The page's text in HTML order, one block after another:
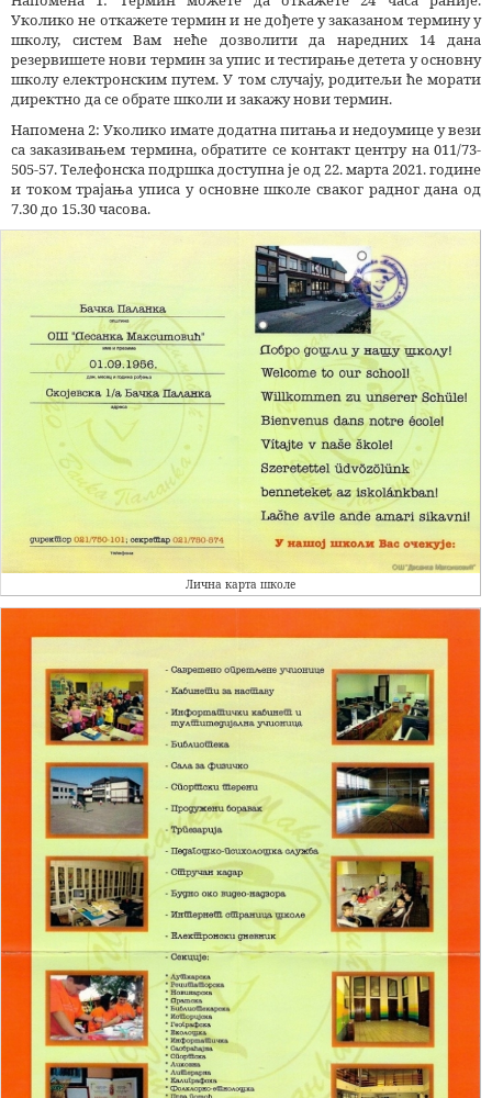
Уколико не откажете термин и не дођете у заказаном термину у
школу, систем Вам неће дозволити да наредних 14 дана
резервишете нови термин за упис и тестирање детета у основну
школу електронским путем. У том случају, родитељи ће морати
директно да се обрате школи и закажу нови термин.
Напомена 2: Уколико имате додатна питања и недоумице у вези
са заказивањем термина, обратите се контакт центру на 011/73-
505-57. Телефонска подршка доступна је од 22. марта 2021. године
и током трајања уписа у основне школе сваког радног дана од
7.30 до 15.30 часова.
Лична карта школе